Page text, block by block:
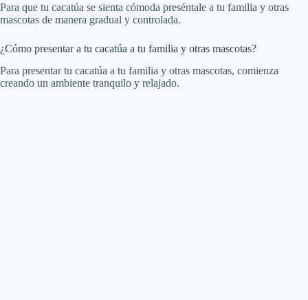
Para que tu cacatúa se sienta cómoda preséntale a tu familia y otras
mascotas de manera gradual y controlada.
¿Cómo presentar a tu cacatúa a tu familia y otras mascotas?
Para presentar tu cacatúa a tu familia y otras mascotas, comienza
creando un ambiente tranquilo y relajado.